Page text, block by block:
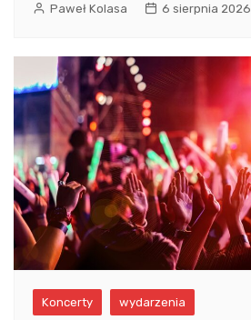
Paweł Kolasa 6 sierpnia 2026
Koncerty wydarzenia